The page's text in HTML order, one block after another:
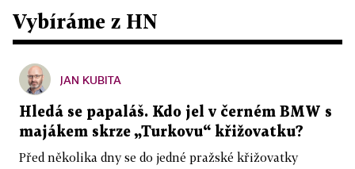
Vybíráme z HN
JAN KUBITA
Hledá se papaláš. Kdo jel v černém BMW s
majákem skrze „Turkovu“ křižovatku?
Před několika dny se do jedné pražské křižovatky